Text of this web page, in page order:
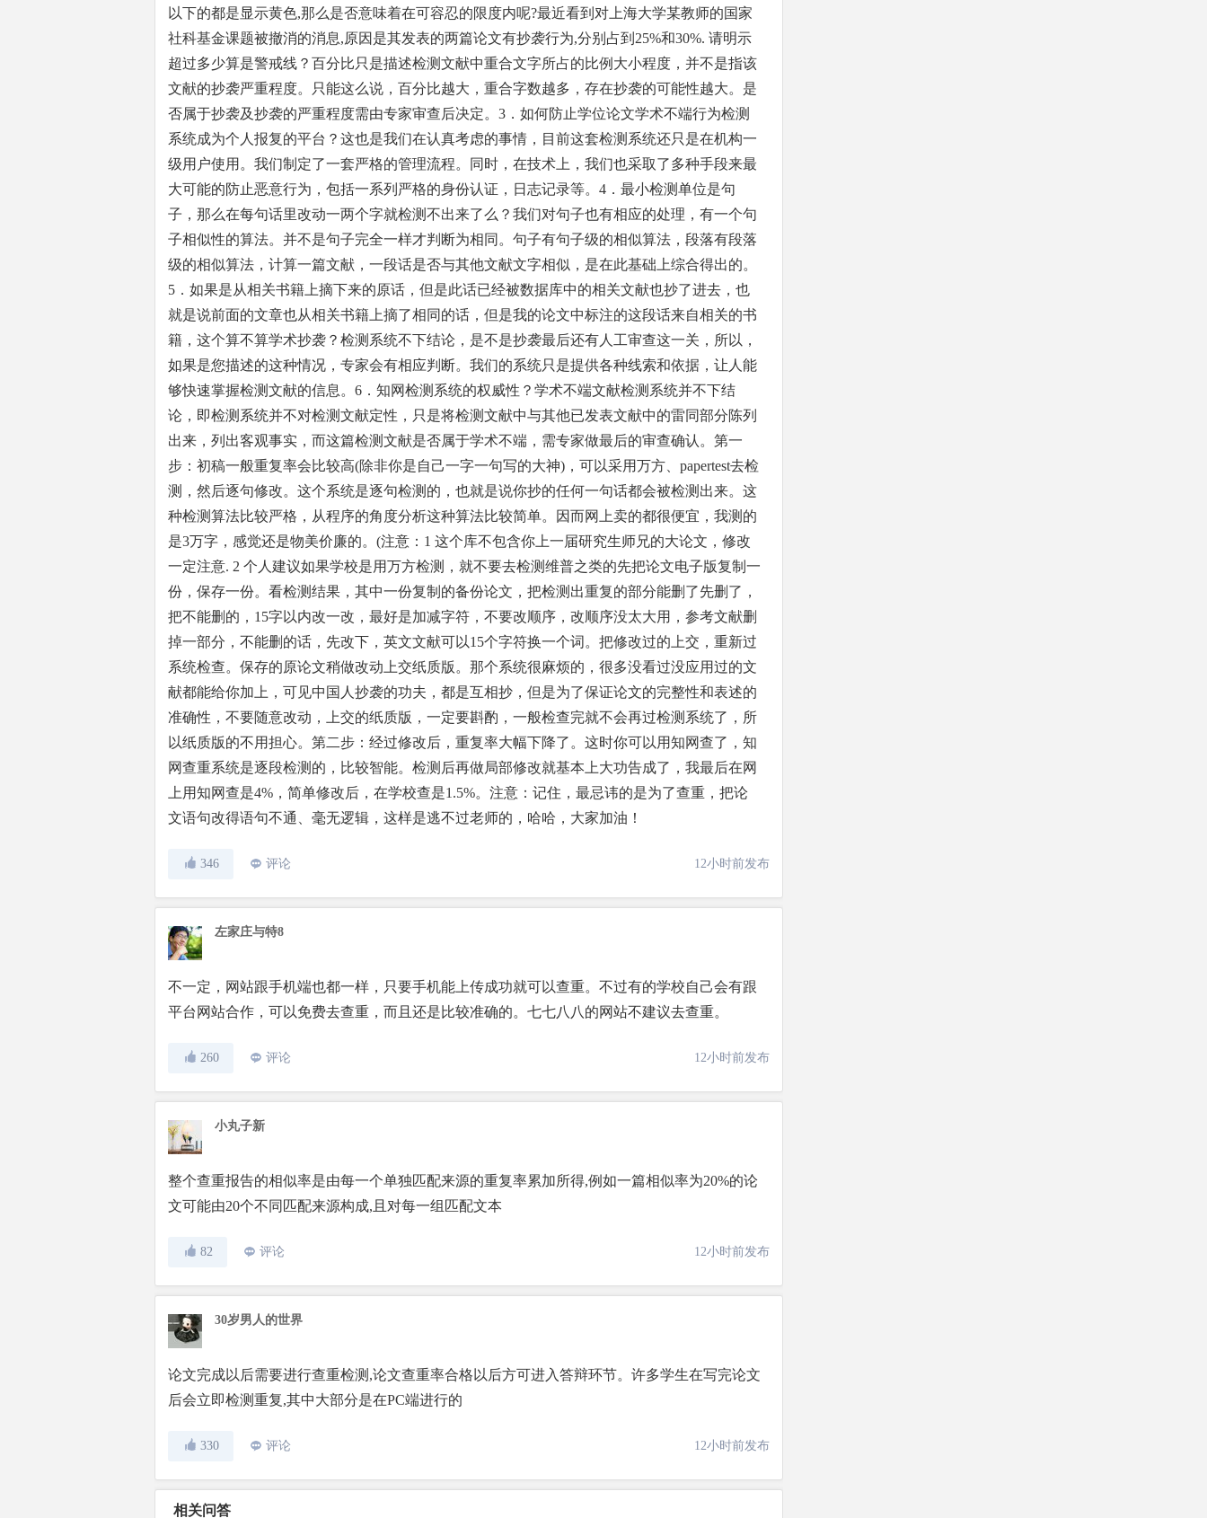
以下的都是显示黄色,那么是否意味着在可容忍的限度内呢?最近看到对上海大学某教师的国家
社科基金课题被撤消的消息,原因是其发表的两篇论文有抄袭行为,分别占到25%和30%. 请明示
超过多少算是警戒线？百分比只是描述检测文献中重合文字所占的比例大小程度，并不是指该
文献的抄袭严重程度。只能这么说，百分比越大，重合字数越多，存在抄袭的可能性越大。是
否属于抄袭及抄袭的严重程度需由专家审查后决定。3．如何防止学位论文学术不端行为检测
系统成为个人报复的平台？这也是我们在认真考虑的事情，目前这套检测系统还只是在机构一
级用户使用。我们制定了一套严格的管理流程。同时，在技术上，我们也采取了多种手段来最
大可能的防止恶意行为，包括一系列严格的身份认证，日志记录等。4．最小检测单位是句
子，那么在每句话里改动一两个字就检测不出来了么？我们对句子也有相应的处理，有一个句
子相似性的算法。并不是句子完全一样才判断为相同。句子有句子级的相似算法，段落有段落
级的相似算法，计算一篇文献，一段话是否与其他文献文字相似，是在此基础上综合得出的。
5．如果是从相关书籍上摘下来的原话，但是此话已经被数据库中的相关文献也抄了进去，也
就是说前面的文章也从相关书籍上摘了相同的话，但是我的论文中标注的这段话来自相关的书
籍，这个算不算学术抄袭？检测系统不下结论，是不是抄袭最后还有人工审查这一关，所以，
如果是您描述的这种情况，专家会有相应判断。我们的系统只是提供各种线索和依据，让人能
够快速掌握检测文献的信息。6．知网检测系统的权威性？学术不端文献检测系统并不下结
论，即检测系统并不对检测文献定性，只是将检测文献中与其他已发表文献中的雷同部分陈列
出来，列出客观事实，而这篇检测文献是否属于学术不端，需专家做最后的审查确认。第一
步：初稿一般重复率会比较高(除非你是自己一字一句写的大神)，可以采用万方、papertest去检
测，然后逐句修改。这个系统是逐句检测的，也就是说你抄的任何一句话都会被检测出来。这
种检测算法比较严格，从程序的角度分析这种算法比较简单。因而网上卖的都很便宜，我测的
是3万字，感觉还是物美价廉的。(注意：1 这个库不包含你上一届研究生师兄的大论文，修改
一定注意. 2 个人建议如果学校是用万方检测，就不要去检测维普之类的先把论文电子版复制一
份，保存一份。看检测结果，其中一份复制的备份论文，把检测出重复的部分能删了先删了，
把不能删的，15字以内改一改，最好是加减字符，不要改顺序，改顺序没太大用，参考文献删
掉一部分，不能删的话，先改下，英文文献可以15个字符换一个词。把修改过的上交，重新过
系统检查。保存的原论文稍做改动上交纸质版。那个系统很麻烦的，很多没看过没应用过的文
献都能给你加上，可见中国人抄袭的功夫，都是互相抄，但是为了保证论文的完整性和表述的
准确性，不要随意改动，上交的纸质版，一定要斟酌，一般检查完就不会再过检测系统了，所
以纸质版的不用担心。第二步：经过修改后，重复率大幅下降了。这时你可以用知网查了，知
网查重系统是逐段检测的，比较智能。检测后再做局部修改就基本上大功告成了，我最后在网
上用知网查是4%，简单修改后，在学校查是1.5%。注意：记住，最忌讳的是为了查重，把论
文语句改得语句不通、毫无逻辑，这样是逃不过老师的，哈哈，大家加油！
346 评论 12小时前发布
左家庄与特8
不一定，网站跟手机端也都一样，只要手机能上传成功就可以查重。不过有的学校自己会有跟
平台网站合作，可以免费去查重，而且还是比较准确的。七七八八的网站不建议去查重。
260 评论 12小时前发布
小丸子新
整个查重报告的相似率是由每一个单独匹配来源的重复率累加所得,例如一篇相似率为20%的论
文可能由20个不同匹配来源构成,且对每一组匹配文本
82 评论 12小时前发布
30岁男人的世界
论文完成以后需要进行查重检测,论文查重率合格以后方可进入答辩环节。许多学生在写完论文
后会立即检测重复,其中大部分是在PC端进行的
330 评论 12小时前发布
相关问答